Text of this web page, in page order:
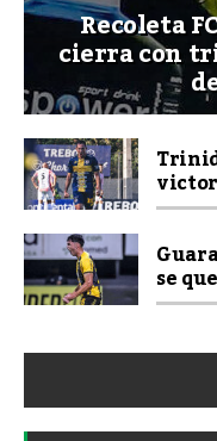
Recoleta
cierra con
se